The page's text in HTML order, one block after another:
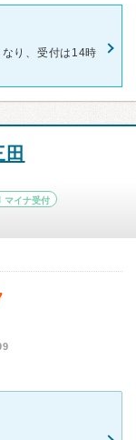
り、受付は14時
マイナ受付